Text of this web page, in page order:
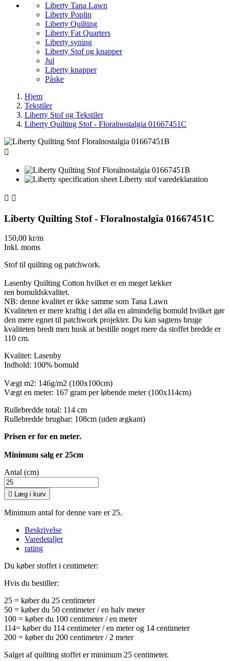
Liberty Tana Lawn
Liberty Poplin
Liberty Quilting
Liberty Fat Quarters
Liberty syning
Liberty Stof og knapper
Jul
Liberty knapper
Påske
Hjem
Tekstiler
Liberty Stof og Tekstiler
Liberty Quilting Stof - Floralnostalgia 01667451C

 
Liberty Quilting Stof - Floralnostalgia 01667451C
150,00 kr/m
Inkl. moms
Stof til quilting og patchwork.
Lasenby Quilting Cotton hvilket er en meget lækker
ren bomuldskvalitet.
NB: denne kvalitet er ikke samme som Tana Lawn
Kvaliteten er mere kraftig i det alla en almindelig bomuld hvilket gør
den mere egnet til patchwork projekter. Du kan sagtens bruge
kvaliteten bredt men husk at bestille noget mere da stoffet bredde er
110 cm.
Kvalitet: Lasenby
Indhold: 100% bomuld
Vægt m2: 146g/m2 (100x100cm)
Vægt en meter: 167 gram per løbende meter (100x114cm)
Rullebredde total: 114 cm
Rullebredde brugbar: 108cm (uden ægkant)
Prisen er for en meter.
Minimum salg er 25cm
Antal (cm)
 Læg i kurv
Minimum antal for denne vare er 25.
Beskrivelse
Varedetaljer
rating
Du køber stoffet i centimeter:
Hvis du bestiller:
25 = køber du 25 centimeter
50 = køber du 50 centimeter / en halv meter
100 = køber du 100 centimeter / en meter
114= køber du 114 centimeter / en meter og 14 centimeter
200 = køber du 200 centimeter / 2 meter
Salget af quilting stoffet er minimum 25 centimeter.